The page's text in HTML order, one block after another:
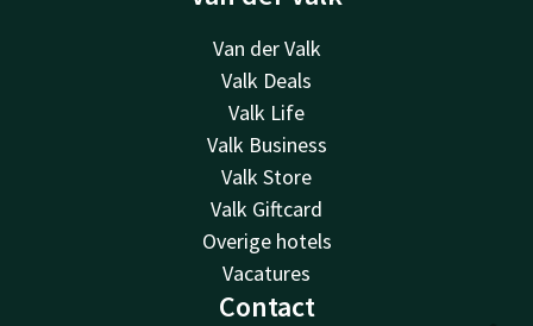
Van der Valk
Valk Deals
Valk Life
Valk Business
Valk Store
Valk Giftcard
Overige hotels
Vacatures
Contact